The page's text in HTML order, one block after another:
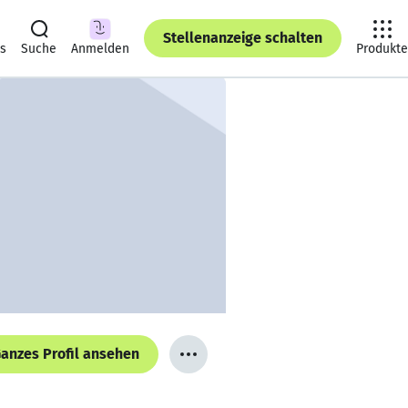
Suche Anmelden
Stellenanzeige schalten
Produkte
Profil ansehen